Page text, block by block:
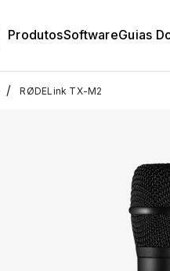
ProdutosSoftwareGuias
/ RØDELink TX-M2